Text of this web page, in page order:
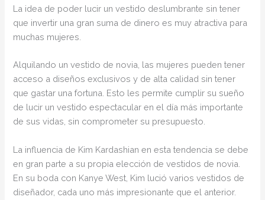
La idea de poder lucir un vestido deslumbrante sin tener
que invertir una gran suma de dinero es muy atractiva para
muchas mujeres.
Alquilando un vestido de novia, las mujeres pueden tener
acceso a diseños exclusivos y de alta calidad sin tener
que gastar una fortuna. Esto les permite cumplir su sueño
de lucir un vestido espectacular en el día más importante
de sus vidas, sin comprometer su presupuesto.
La influencia de Kim Kardashian en esta tendencia se debe
en gran parte a su propia elección de vestidos de novia.
En su boda con Kanye West, Kim lució varios vestidos de
diseñador, cada uno más impresionante que el anterior.